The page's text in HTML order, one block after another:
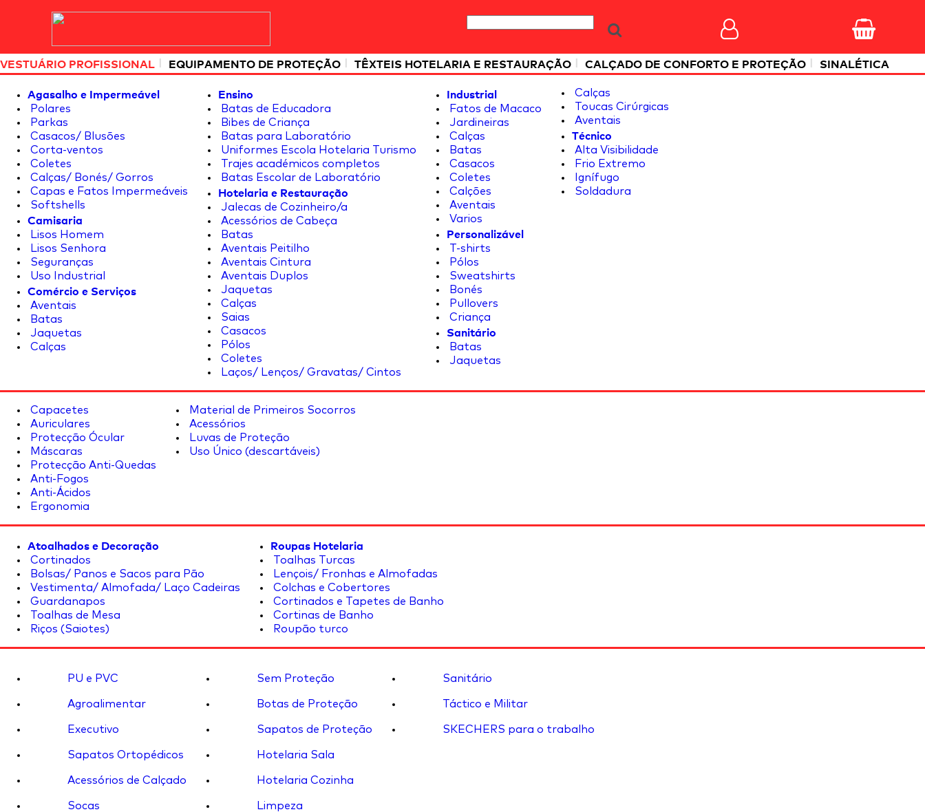
VESTUÁRIO PROFISSIONAL | EQUIPAMENTO DE PROTEÇÃO | TÊXTEIS HOTELARIA E RESTAURAÇÃO | CALÇADO DE CONFORTO E PROTEÇÃO | SINALÉTICA
Agasalho e Impermeável
Polares
Parkas
Casacos/ Blusões
Corta-ventos
Coletes
Calças/ Bonés/ Gorros
Capas e Fatos Impermeáveis
Softshells
Camisaria
Lisos Homem
Lisos Senhora
Seguranças
Uso Industrial
Comércio e Serviços
Aventais
Batas
Jaquetas
Calças
Ensino
Batas de Educadora
Bibes de Criança
Batas para Laboratório
Uniformes Escola Hotelaria Turismo
Trajes académicos completos
Batas Escolar de Laboratório
Hotelaria e Restauração
Jalecas de Cozinheiro/a
Acessórios de Cabeça
Batas
Aventais Peitilho
Aventais Cintura
Aventais Duplos
Jaquetas
Calças
Saias
Casacos
Pólos
Coletes
Laços/ Lenços/ Gravatas/ Cintos
Industrial
Fatos de Macaco
Jardineiras
Calças
Batas
Casacos
Coletes
Calções
Aventais
Varios
Personalizável
T-shirts
Pólos
Sweatshirts
Bonés
Pullovers
Criança
Sanitário
Batas
Jaquetas
Calças
Toucas Cirúrgicas
Aventais
Técnico
Alta Visibilidade
Frio Extremo
Ignífugo
Soldadura
Capacetes
Auriculares
Protecção Ócular
Máscaras
Protecção Anti-Quedas
Anti-Fogos
Anti-Ácidos
Ergonomia
Material de Primeiros Socorros
Acessórios
Luvas de Proteção
Uso Único (descartáveis)
Atoalhados e Decoração
Cortinados
Bolsas/ Panos e Sacos para Pão
Vestimenta/ Almofada/ Laço Cadeiras
Guardanapos
Toalhas de Mesa
Riços (Saiotes)
Roupas Hotelaria
Toalhas Turcas
Lençois/ Fronhas e Almofadas
Colchas e Cobertores
Cortinados e Tapetes de Banho
Cortinas de Banho
Roupão turco
PU e PVC
Agroalimentar
Executivo
Sapatos Ortopédicos
Acessórios de Calçado
Socas
Sem Proteção
Botas de Proteção
Sapatos de Proteção
Hotelaria Sala
Hotelaria Cozinha
Limpeza
Sanitário
Táctico e Militar
SKECHERS para o trabalho